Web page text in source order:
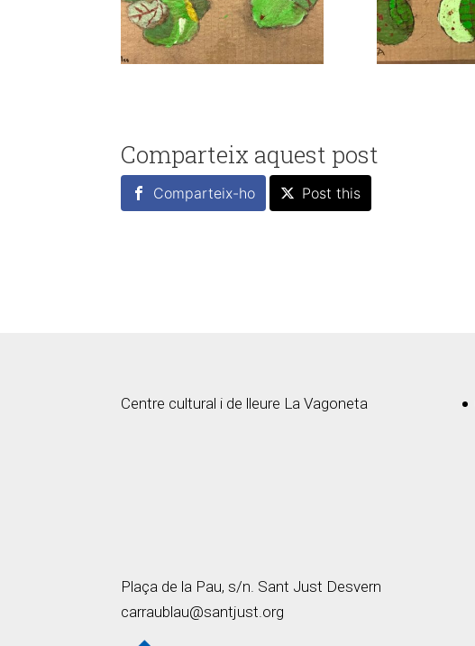
Comparteix aquest post
Comparteix-ho Post this
Centre cultural i de lleure La Vagoneta
Plaça de la Pau, s/n. Sant Just Desvern
carraublau@santjust.org